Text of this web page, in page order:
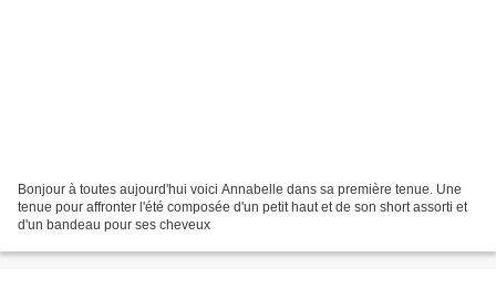
Bonjour à toutes aujourd'hui voici Annabelle dans sa première tenue. Une
tenue pour affronter l'été composée d'un petit haut et de son short assorti et
d'un bandeau pour ses cheveux